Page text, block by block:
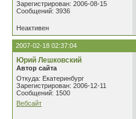
Зарегистрирован: 2006-08-15
Сообщений: 3936
Неактивен
2007-02-18 02:37:04
Юрий Лешковский
Автор сайта
Откуда: Екатеринбург
Зарегистрирован: 2006-12-11
Сообщений: 1500
Вебсайт